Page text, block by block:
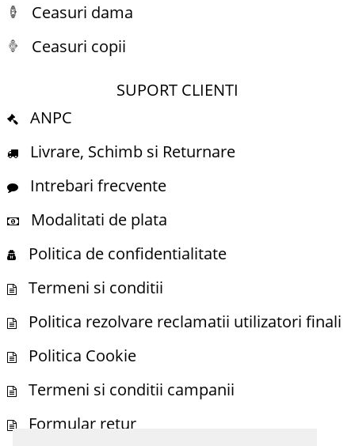
Ceasuri dama
Ceasuri copii
SUPORT CLIENTI
ANPC
Livrare, Schimb si Returnare
Intrebari frecvente
Modalitati de plata
Politica de confidentialitate
Termeni si conditii
Politica rezolvare reclamatii utilizatori finali
Politica Cookie
Termeni si conditii campanii
Formular retur